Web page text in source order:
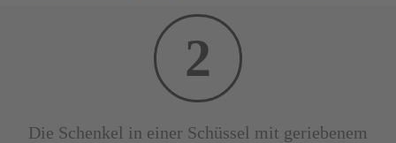
2
Die Schenkel in einer Schüssel mit geriebenem